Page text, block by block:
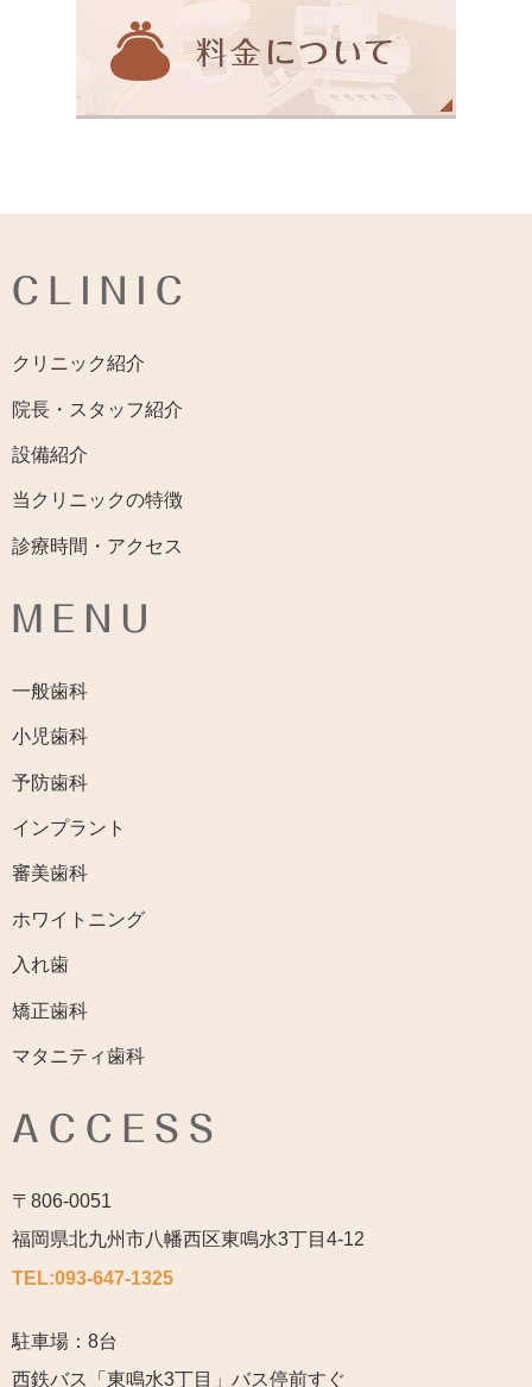
CLINIC
クリニック紹介
院長・スタッフ紹介
設備紹介
当クリニックの特徴
診療時間・アクセス
MENU
一般歯科
小児歯科
予防歯科
インプラント
審美歯科
ホワイトニング
入れ歯
矯正歯科
マタニティ歯科
ACCESS
〒806-0051
福岡県北九州市八幡西区東鳴水3丁目4-12
TEL:093-647-1325
駐車場：8台
西鉄バス「東鳴水3丁目」バス停前すぐ